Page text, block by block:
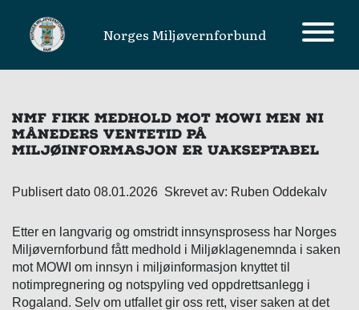
MAIN NAVIGATIONNorges Miljøvernforbund
NMF FIKK MEDHOLD MOT MOWI MEN NI
MÅNEDERS VENTETID PÅ
MILJØINFORMASJON ER UAKSEPTABEL
Publisert dato 08.01.2026 Skrevet av: Ruben Oddekalv
Etter en langvarig og omstridt innsynsprosess har Norges
Miljøvernforbund fått medhold i Miljøklagenemnda i saken
mot MOWI om innsyn i miljøinformasjon knyttet til
notimpregnering og notspyling ved oppdrettsanlegg i
Rogaland. Selv om utfallet gir oss rett, viser saken at det